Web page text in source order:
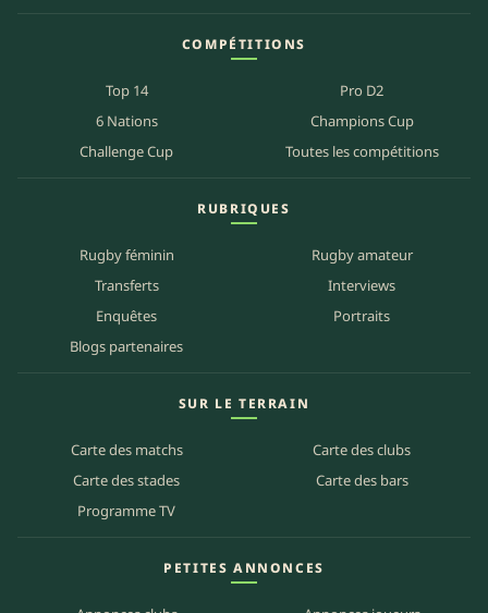
COMPÉTITIONS
Top 14
Pro D2
6 Nations
Champions Cup
Challenge Cup
Toutes les compétitions
RUBRIQUES
Rugby féminin
Rugby amateur
Transferts
Interviews
Enquêtes
Portraits
Blogs partenaires
SUR LE TERRAIN
Carte des matchs
Carte des clubs
Carte des stades
Carte des bars
Programme TV
PETITES ANNONCES